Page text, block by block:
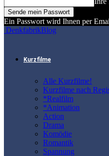
Ein Passwort wird Ihnen per
DenkfabrikBlog
Kurzfilme
Alle Kurzfilme!
Kurzfilme nach
*Realfilm
*Animation
Action
Drama
Komödie
Romantik
Spannung